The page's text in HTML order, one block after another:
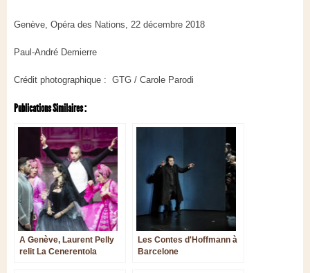
Genève, Opéra des Nations, 22 décembre 2018
Paul-André Demierre
Crédit photographique : GTG / Carole Parodi
Publications Similaires :
A Genève, Laurent Pelly
relit La Cenerentola
Les Contes d'Hoffmann à
Barcelone